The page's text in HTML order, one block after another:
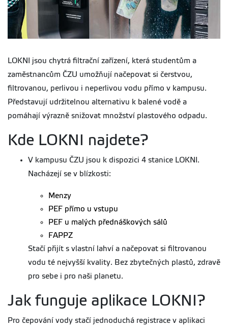
LOKNI jsou chytrá filtrační zařízení, která studentům a
zaměstnancům ČZU umožňují načepovat si čerstvou,
filtrovanou, perlivou i neperlivou vodu přímo v kampusu.
Představují udržitelnou alternativu k balené vodě a
pomáhají výrazně snižovat množství plastového odpadu.
Kde LOKNI najdete?
V kampusu ČZU jsou k dispozici 4 stanice LOKNI.
Nacházejí se v blízkosti:
Menzy
PEF přímo u vstupu
PEF u malých přednáškových sálů
FAPPZ
Stačí přijít s vlastní lahví a načepovat si filtrovanou
vodu té nejvyšší kvality. Bez zbytečných plastů, zdravě
pro sebe i pro naši planetu.
Jak funguje aplikace LOKNI?
Pro čepování vody stačí jednoduchá registrace v aplikaci